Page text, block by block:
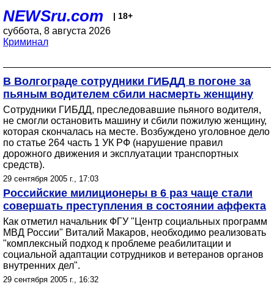
NEWSru.com | 18+
суббота, 8 августа 2026
Криминал
В Волгограде сотрудники ГИБДД в погоне за
пьяным водителем сбили насмерть женщину
Сотрудники ГИБДД, преследовавшие пьяного водителя,
не смогли остановить машину и сбили пожилую женщину,
которая скончалась на месте. Возбуждено уголовное дело
по статье 264 часть 1 УК РФ (нарушение правил
дорожного движения и эксплуатации транспортных
средств).
29 сентября 2005 г., 17:03
Российские милиционеры в 6 раз чаще стали
совершать преступления в состоянии аффекта
Как отметил начальник ФГУ "Центр социальных программ
МВД России" Виталий Макаров, необходимо реализовать
"комплексный подход к проблеме реабилитации и
социальной адаптации сотрудников и ветеранов органов
внутренних дел".
29 сентября 2005 г., 16:32